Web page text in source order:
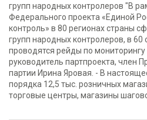
групп народных контролеров "В
Федерального проекта «Единой
контроль» в 80 регионах страны
групп народных контролеров, в
проводятся рейды по
руководитель партпроекта, член
партии Ирина Яровая. - В
порядка 12,5 тыс. розничных
торговые центры, магазины